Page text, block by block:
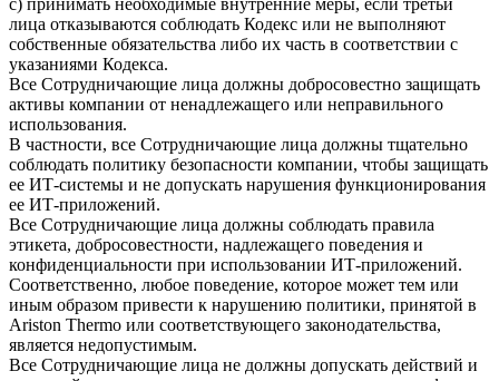
лица отказываются соблюдать Кодекс или не выполняют
собственные обязательства либо их часть в соответствии с
указаниями Кодекса.
Все Сотрудничающие лица должны добросовестно защищать
активы компании от ненадлежащего или неправильного
использования.
В частности, все Сотрудничающие лица должны тщательно
соблюдать политику безопасности компании, чтобы защищать
ее ИТ-системы и не допускать нарушения функционирования
ее ИТ-приложений.
Все Сотрудничающие лица должны соблюдать правила
этикета, добросовестности, надлежащего поведения и
конфиденциальности при использовании ИТ-приложений.
Соответственно, любое поведение, которое может тем или
иным образом привести к нарушению политики, принятой в
Ariston Thermo или соответствующего законодательства,
является недопустимым.
Все Сотрудничающие лица не должны допускать действий и